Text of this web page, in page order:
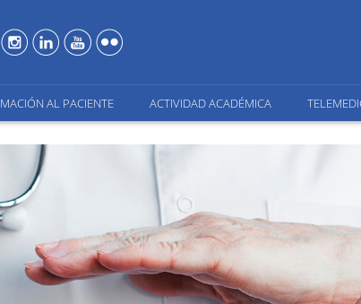
AL PACIENTE ACTIVIDAD ACADÉMICA